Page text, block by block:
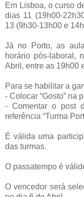
Em Lisboa, o curso
dias 11 (19h00-
13 (9h30-13h00 e
Já no Porto, as
horário pós-laboral,
Abril, entre as 19h00
Para se habilitar a
- Colocar “Gosto” na
- Comentar o post
referência “Turma
É válida uma
das turmas.
O passatempo é
O vencedor será